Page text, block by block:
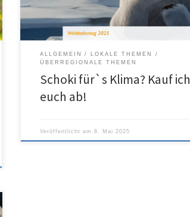
ALLGEMEIN
LOKALE THEMEN
ÜBERREGIONALE THEMEN
Schoki für`s Klima? Kauf ich
euch ab!
Veröffentlicht am8. Mai 2025